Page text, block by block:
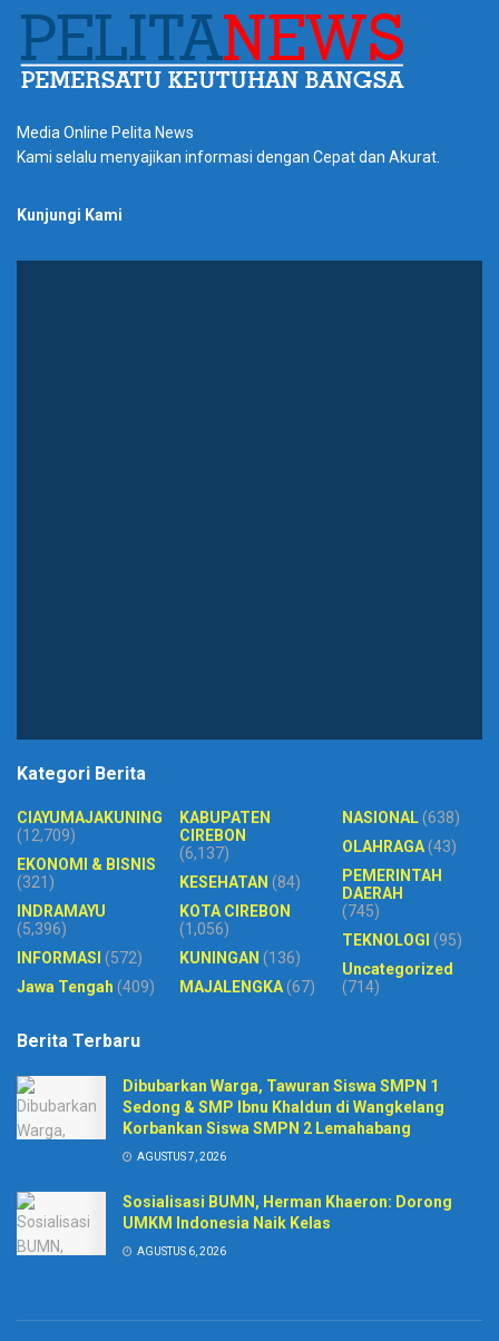
Media Online Pelita News
Kami selalu menyajikan informasi dengan Cepat dan Akurat.
Kunjungi Kami
Kategori Berita
CIAYUMAJAKUNING
(12,709)
EKONOMI & BISNIS
(321)
INDRAMAYU
(5,396)
INFORMASI (572)
Jawa Tengah (409)
KABUPATEN
CIREBON
(6,137)
KESEHATAN (84)
KOTA CIREBON
(1,056)
KUNINGAN (136)
MAJALENGKA(67)
NASIONAL(638)
OLAHRAGA(43)
PEMERINTAH
DAERAH
(745)
TEKNOLOGI (95)
Uncategorized
(714)
Berita Terbaru
Dibubarkan Warga, Tawuran Siswa SMPN 1
Sedong & SMP Ibnu Khaldun di Wangkelang
Korbankan Siswa SMPN 2 Lemahabang
AGUSTUS 7, 2026
Sosialisasi BUMN, Herman Khaeron: Dorong
UMKM Indonesia Naik Kelas
AGUSTUS 6, 2026